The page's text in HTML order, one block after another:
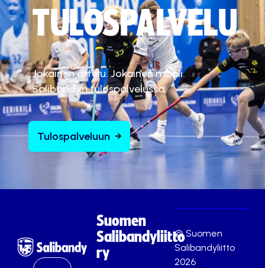
TULOSPALVELU
Jokainen ottelu. Jokainen maali.
Salibandyn tulospalvelussa.
Tulospalveluun
Suomen
Salibandyliitto
ry
© Suomen
Salibandyliitto
2026